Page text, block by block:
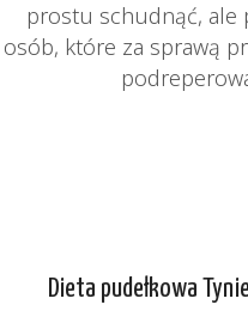
prostu schudnąć, ale
osób, które za sprawą
Dieta pudełkowa